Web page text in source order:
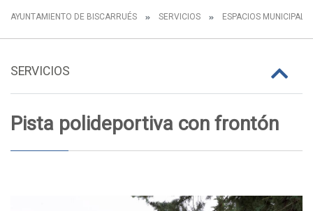
AYUNTAMIENTO DE BISCARRUÉS SERVICIOS ESPACIOS
SERVICIOS
Pista polideportiva con frontón